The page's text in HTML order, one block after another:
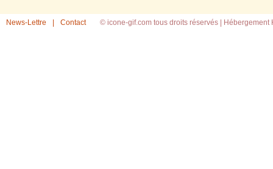
News-Lettre Contact © icone-gif.com tous droits réservés | Hébergement